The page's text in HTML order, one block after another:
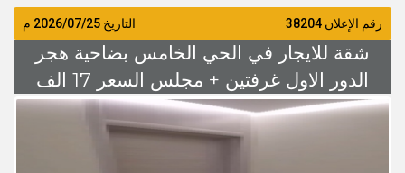
التاريخ 2026/07/25 م رقم الإعلان 38204
شقة للايجار في الحي الخامس بضاحية هجر
الدور الاول غرفتين + مجلس السعر 17 الف